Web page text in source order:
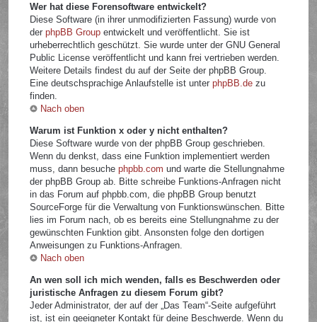
Wer hat diese Forensoftware entwickelt?
Diese Software (in ihrer unmodifizierten Fassung) wurde von
derphpBB Group entwickelt und veröffentlicht. Sie ist
urheberrechtlich geschützt. Sie wurde unter der GNU General
Public License veröffentlicht und kann frei vertrieben werden.
Weitere Details findest du auf der Seite der phpBB Group.
Eine deutschsprachige Anlaufstelle ist unterphpBB.de zu
finden.
Nach oben
Warum ist Funktion x oder y nicht enthalten?
Diese Software wurde von der phpBB Group geschrieben.
Wenn du denkst, dass eine Funktion implementiert werden
muss, dann besuchephpbb.com und warte die Stellungnahme
der phpBB Group ab. Bitte schreibe Funktions-Anfragen nicht
in das Forum auf phpbb.com, die phpBB Group benutzt
SourceForge für die Verwaltung von Funktionswünschen. Bitte
lies im Forum nach, ob es bereits eine Stellungnahme zu der
gewünschten Funktion gibt. Ansonsten folge den dortigen
Anweisungen zu Funktions-Anfragen.
Nach oben
An wen soll ich mich wenden, falls es Beschwerden oder
juristische Anfragen zu diesem Forum gibt?
Jeder Administrator, der auf der „Das Team“-Seite aufgeführt
ist, ist ein geeigneter Kontakt für deine Beschwerde. Wenn du